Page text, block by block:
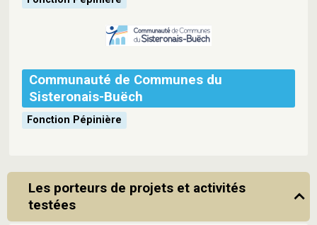
Communauté de Communes du
Sisteronais-Buëch
Fonction Pépinière
Les porteurs de projets et activités
testées